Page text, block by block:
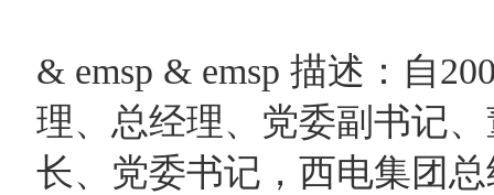
& emsp & emsp 描述：自
理、总经理、党委副书记
长、党委书记，西电集团